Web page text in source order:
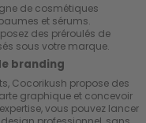
de cosmétiques
et sérums.
des préroulés de
sous votre marque.
branding
Cocorikush propose des
graphique et concevoir
vous pouvez lancer